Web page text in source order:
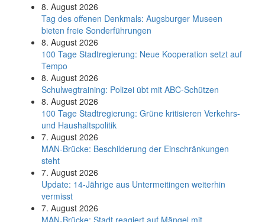
8. August 2026
Tag des offenen Denkmals: Augsburger Museen
bieten freie Sonderführungen
8. August 2026
100 Tage Stadtregierung: Neue Kooperation setzt auf
Tempo
8. August 2026
Schul­weg­trai­ning: Poli­zei übt mit ABC-Schüt­zen
8. August 2026
100 Tage Stadtregierung: Grüne kritisieren Verkehrs-
und Haushaltspolitik
7. August 2026
MAN-Brücke: Beschilderung der Einschränkungen
steht
7. August 2026
Update: 14-Jährige aus Untermeitingen weiterhin
vermisst
7. August 2026
MAN-Brücke: Stadt reagiert auf Mängel mit